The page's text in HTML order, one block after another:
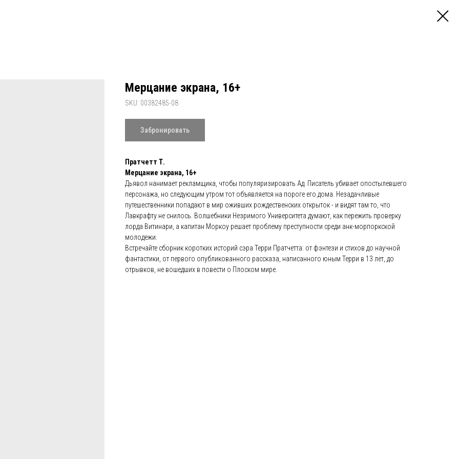
Мерцание экрана, 16+
SKU: 00382485-08
Забронировать
Пратчетт Т.
Мерцание экрана, 16+
Дьявол нанимает рекламщика, чтобы популяризировать Ад. Писатель убивает опостылевшего
персонажа, но следующим утром тот объявляется на пороге его дома. Незадачливые
путешественники попадают в мир оживших рождественских открыток - и видят там то, что
Лавкрафту не снилось. Волшебники Незримого Университета думают, как пережить проверку
лорда Витинари, а капитан Моркоу решает проблему преступности среди анк-морпоркской
молодежи.
Встречайте сборник коротких историй сэра Терри Пратчетта: от фэнтези и стихов до научной
фантастики, от первого опубликованного рассказа, написанного юным Терри в 13 лет, до
отрывков, не вошедших в повести о Плоском мире.